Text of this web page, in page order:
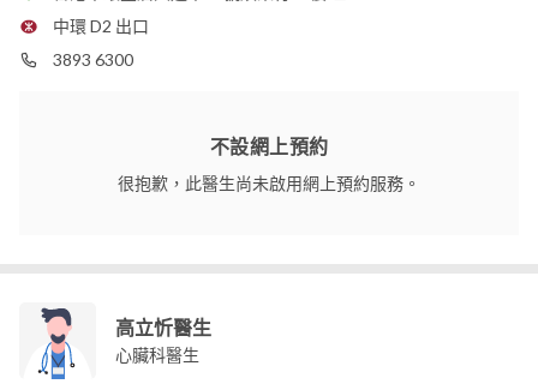
中環 D2 出口
3893 6300
不設網上預約
很抱歉，此醫生尚未啟用網上預約服務。
高立忻醫生
心臟科醫生